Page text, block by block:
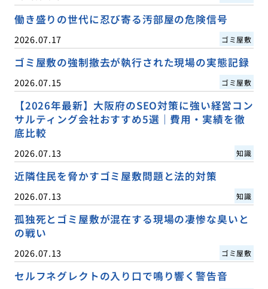
働き盛りの世代に忍び寄る汚部屋の危険信号
2026.07.17 ゴミ屋敷
ゴミ屋敷の強制撤去が執行された現場の実態記録
2026.07.15 ゴミ屋敷
【2026年最新】大阪府のSEO対策に強い経営コン
サルティング会社おすすめ5選｜費用・実績を徹
底比較
2026.07.13 知識
近隣住民を脅かすゴミ屋敷問題と法的対策
2026.07.13 知識
孤独死とゴミ屋敷が混在する現場の凄惨な臭いと
の戦い
2026.07.13 ゴミ屋敷
セルフネグレクトの入り口で鳴り響く警告音